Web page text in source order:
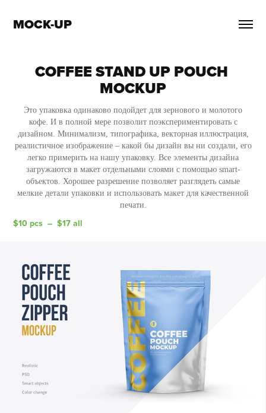
MOCK-UP
COFFEE STAND UP POUCH
MOCKUP
Это упаковка одинаково подойдет для зернового и молотого
кофе. И в полной мере позволит поэкспериментировать с
дизайном. Минимализм, типографика, векторная иллюстрация,
реалистичное изображение – какой бы дизайн вы ни создали, его
легко примерить на нашу упаковку. Все элементы дизайна
загружаются в макет отдельными слоями с помощью smart-
объектов. Хорошее разрешение позволяет разглядеть самые
мелкие детали упаковки и использовать макет для качественной
печати.
$10 pcs  –  $17 all